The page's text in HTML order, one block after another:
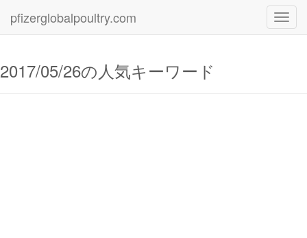
pfizerglobalpoultry.com
2017/05/26の人気キーワード